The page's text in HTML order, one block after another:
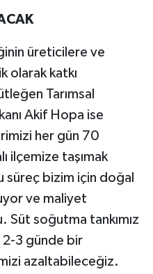
üreticilere ve
olarak katkı
Tarımsal
Akif Hopa ise
her gün 70
ilçemize taşımak
süreç bizim için doğal
ve maliyet
Süt soğutma tankımız
2-3 günde bir
azaltabileceğiz.